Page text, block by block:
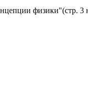
физики"(стр.